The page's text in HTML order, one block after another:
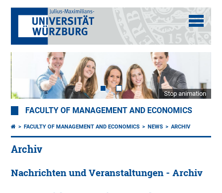
Stop animation
FACULTY OF MANAGEMENT AND ECONOMICS
FACULTY OF MANAGEMENT AND ECONOMICS NEWS ARCHIV
Archiv
Nachrichten und Veranstaltungen - Archiv